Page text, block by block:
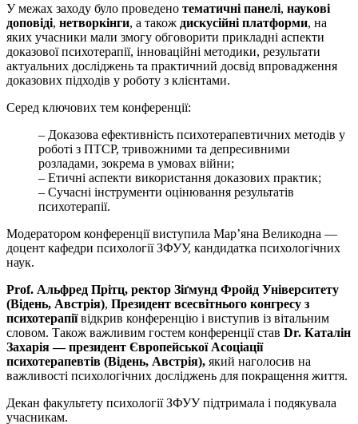
У межах заходу було проведено тематичні панелі, наукові
доповіді, нетворкінги, а також дискусійні платформи, на
яких учасники мали змогу обговорити прикладні аспекти
доказової психотерапії, інноваційні методики, результати
актуальних досліджень та практичний досвід впровадження
доказових підходів у роботу з клієнтами.
Серед ключових тем конференції:
– Доказова ефективність психотерапевтичних методів у
роботі з ПТСР, тривожними та депресивними
розладами, зокрема в умовах війни;
– Етичні аспекти використання доказових практик;
– Сучасні інструменти оцінювання результатів
психотерапії.
Модератором конференції виступила Мар’яна Великодна —
доцент кафедри психології ЗФУУ, кандидатка психологічних
наук.
Prof. Альфред Прітц, ректор Зіґмунд Фройд Університету
(Відень, Австрія), Президент всесвітнього конгресу з
психотерапіївідкрив конференцію і виступив із вітальним
словом. Також важливим гостем конференції став Dr. Каталін
Захарія — президент Європейської Асоціації
психотерапевтів (Відень, Австрія), який наголосив на
важливості психологічних досліджень для покращення життя.
Декан факультету психології ЗФУУ підтримала і подякувала
учасникам.